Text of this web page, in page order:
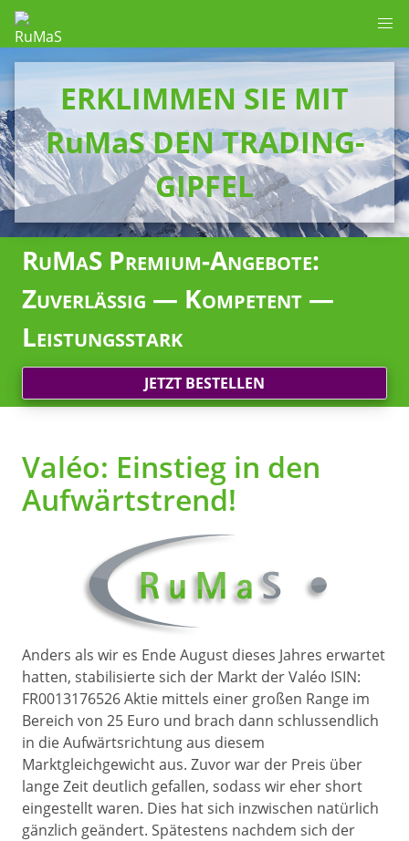
ERKLIMMEN SIE MIT
RuMaS DEN TRADING-
GIPFEL
RuMaS Premium-Angebote:
Zuverlässig — Kompetent —
Leistungsstark
JETZT BESTELLEN
Valéo: Einstieg in den
Aufwärtstrend!
Anders als wir es Ende August dieses Jahres erwartet
hatten, stabilisierte sich der Markt der Valéo ISIN:
FR0013176526 Aktie mittels einer großen Range im
Bereich von 25 Euro und brach dann schlussendlich
in die Aufwärtsrichtung aus diesem
Marktgleichgewicht aus. Zuvor war der Preis über
lange Zeit deutlich gefallen, sodass wir eher short
eingestellt waren. Dies hat sich inzwischen natürlich
gänzlich geändert. Spätestens nachdem sich der